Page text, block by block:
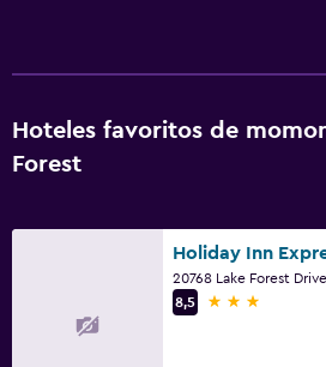
Hoteles favoritos de
Forest
8,5
3 estrellas